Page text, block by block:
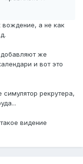
а не как
же
и вот это
рекрутера,
видение